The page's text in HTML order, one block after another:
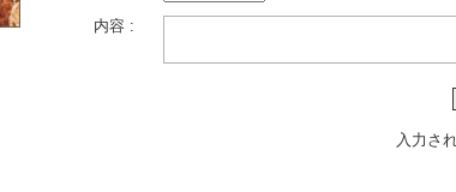
内容 :
入力さ